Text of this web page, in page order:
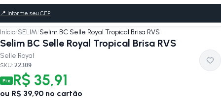
📍 Informe seu CEP
Início/SELIM/Selim BC Selle Royal Tropical Brisa RVS
Selim BC Selle Royal Tropical Brisa RVS
Selle Royal
SKU: 22309
Pix R$ 35,91
ou R$ 39,90 no cartão